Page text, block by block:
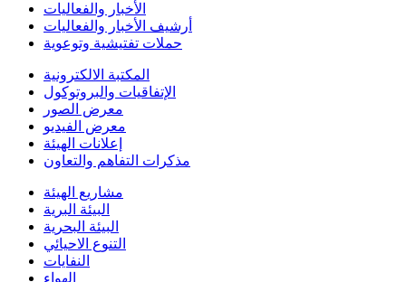
الأخبار والفعاليات
أرشيف الأخبار والفعاليات
حملات تفتيشية وتوعوية
المكتبة الالكترونية
الإتفاقيات والبروتوكول
معرض الصور
معرض الفيديو
إعلانات الهيئة
مذكرات التفاهم والتعاون
مشاريع الهيئة
البيئة البرية
البيئة البحرية
التنوع الاحيائي
النفايات
الهواء